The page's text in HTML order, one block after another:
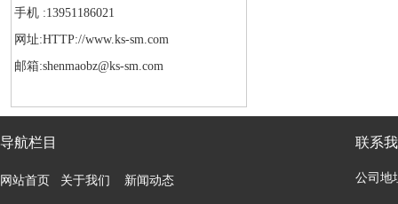
手机 :13951186021
网址:HTTP://www.ks-sm.com
邮箱:shenmaobz@ks-sm.com
导航栏目
网站首页 关于我们 新闻动态
联系
公司地